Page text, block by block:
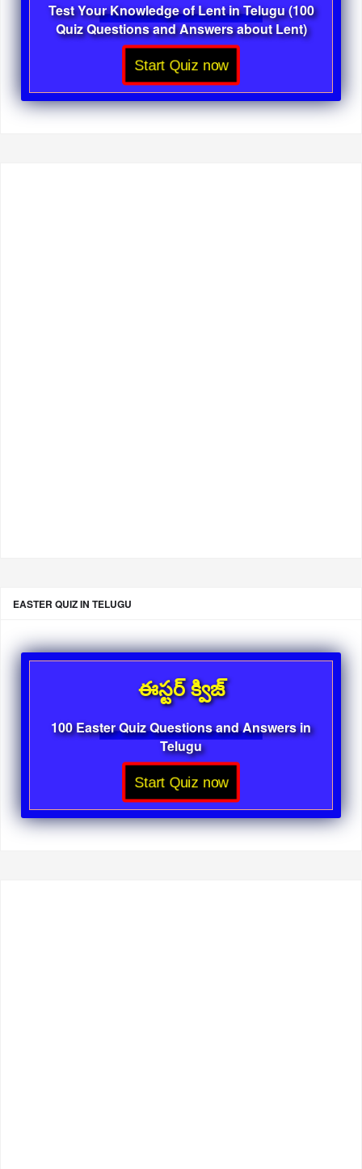
Test Your Knowledge of Lent in Telugu (100
Quiz Questions and Answers about Lent)
Start Quiz now
EASTER QUIZ IN TELUGU
ఈస్టర్ క్విజ్
100 Easter Quiz Questions and Answers in
Telugu
Start Quiz now